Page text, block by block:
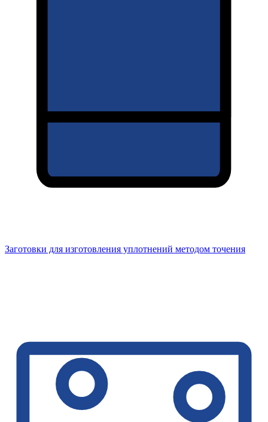
Заготовки для изготовления уплотнений методом точения